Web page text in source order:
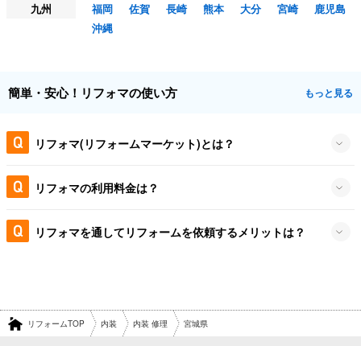
九州
福岡 佐賀 長崎 熊本 大分 宮崎
鹿児島
沖縄
簡単・安心！リフォマの使い方 もっと見る
リフォマ(リフォームマーケット)とは？
リフォマの利用料金は？
リフォマを通してリフォームを依頼するメリットは？
リフォームTOP 内装 内装 修理 宮城県